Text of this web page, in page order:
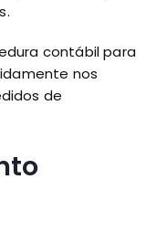
contábil para
nos
de